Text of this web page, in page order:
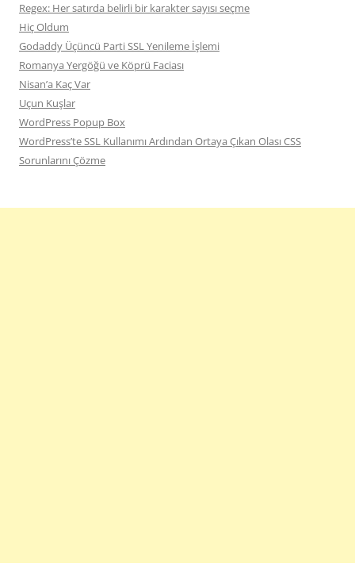
Regex: Her satırda belirli bir karakter sayısı seçme
Hiç Oldum
Godaddy Üçüncü Parti SSL Yenileme İşlemi
Romanya Yergöğü ve Köprü Faciası
Nisan’a Kaç Var
Uçun Kuşlar
WordPress Popup Box
WordPress’te SSL Kullanımı Ardından Ortaya Çıkan Olası CSS
Sorunlarını Çözme